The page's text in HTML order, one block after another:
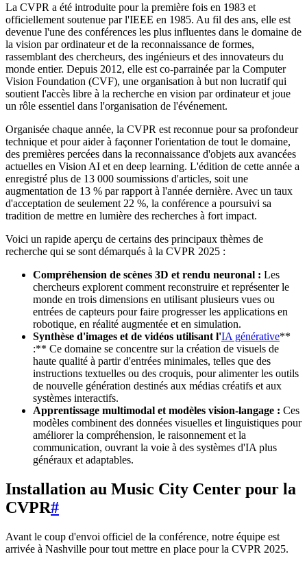
La CVPR a été introduite pour la première fois en 1983 et
officiellement soutenue par l'IEEE en 1985. Au fil des ans, elle est
devenue l'une des conférences les plus influentes dans le domaine de
la vision par ordinateur et de la reconnaissance de formes,
rassemblant des chercheurs, des ingénieurs et des innovateurs du
monde entier. Depuis 2012, elle est co-parrainée par la Computer
Vision Foundation (CVF), une organisation à but non lucratif qui
soutient l'accès libre à la recherche en vision par ordinateur et joue
un rôle essentiel dans l'organisation de l'événement.
Organisée chaque année, la CVPR est reconnue pour sa profondeur
technique et pour aider à façonner l'orientation de tout le domaine,
des premières percées dans la reconnaissance d'objets aux avancées
actuelles en Vision AI et en deep learning. L'édition de cette année a
enregistré plus de 13 000 soumissions d'articles, soit une
augmentation de 13 % par rapport à l'année dernière. Avec un taux
d'acceptation de seulement 22 %, la conférence a poursuivi sa
tradition de mettre en lumière des recherches à fort impact.
Voici un rapide aperçu de certains des principaux thèmes de
recherche qui se sont démarqués à la CVPR 2025 :
Compréhension de scènes 3D et rendu neuronal : Les
chercheurs explorent comment reconstruire et représenter le
monde en trois dimensions en utilisant plusieurs vues ou
entrées de capteurs pour faire progresser les applications en
robotique, en réalité augmentée et en simulation.
Synthèse d'images et de vidéos utilisant l'IA générative**
:** Ce domaine se concentre sur la création de visuels de
haute qualité à partir d'entrées minimales, telles que des
instructions textuelles ou des croquis, pour alimenter les outils
de nouvelle génération destinés aux médias créatifs et aux
systèmes interactifs.
Apprentissage multimodal et modèles vision-langage : Ces
modèles combinent des données visuelles et linguistiques pour
améliorer la compréhension, le raisonnement et la
communication, ouvrant la voie à des systèmes d'IA plus
généraux et adaptables.
Installation au Music City Center pour la
CVPR#
Avant le coup d'envoi officiel de la conférence, notre équipe est
arrivée à Nashville pour tout mettre en place pour la CVPR 2025.